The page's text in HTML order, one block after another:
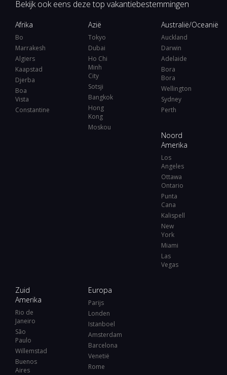
Bekijk ook eens deze top vakantiebestemmingen
Afrika
Bo
Marrakesh
Algiers
Kaapstad
Djerba
Boa
Vista
Constantine
Azië
Tokyo
Dubai
Ho Chi
Minh
City
Sotsji
Bangkok
Hong
Kong
Moskou
Australië/Oceanië
Auckland
Darwin
Adelaide
Bora
Bora
Wellington
Sydney
Perth
Noord
Amerika
Los
Angeles
Ottawa
Ontario
Punta
Cana
Kalispell
New
York
Miami
Las
Vegas
Zuid
Amerika
Rio de
Janeiro
São
Paulo
Willemstad
Buenos
Aires
Europa
Parijs
Londen
Istanboel
Amsterdam
Barcelona
Venetië
Rome